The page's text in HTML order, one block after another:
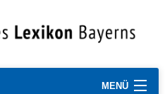
MENÜ